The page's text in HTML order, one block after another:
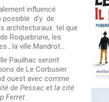
influencé
possible d’y de
architecturaux tel que
Roquebrune, les
, la ville Mandrot…
Pauilhac seront
de Le Corbusier
ouest avec comme
de Pessac et la cité
Ferret .